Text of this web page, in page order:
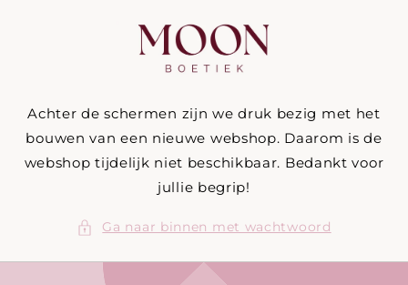
Achter de schermen zijn we druk bezig met het
bouwen van een nieuwe webshop. Daarom is de
webshop tijdelijk niet beschikbaar. Bedankt voor
jullie begrip!
Ga naar binnen met wachtwoord